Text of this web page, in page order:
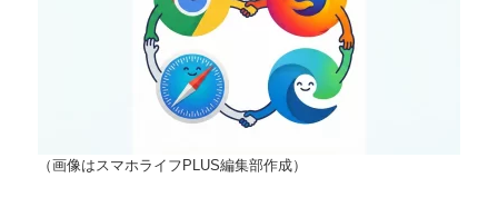
（画像はスマホライフPLUS編集部作成）